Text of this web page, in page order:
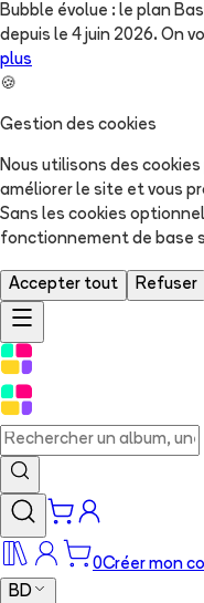
Bubble évolue : le plan
depuis le 4 juin 2026. On
plus
🍪
Gestion des cookies
Nous utilisons des
améliorer le site et vous
Sans les cookies
fonctionnement de base
Accepter tout Refuser
0Créer mon
BD